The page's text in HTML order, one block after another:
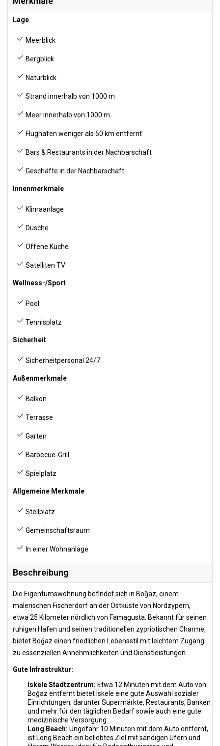
Lage
Meerblick
Bergblick
Naturblick
Strand innerhalb von 1000 m
Meer innerhalb von 1000 m
Flughafen weniger als 50 km entfernt
Bars & Restaurants in der Nachbarschaft
Geschäfte in der Nachbarschaft
Innenmerkmale
Klimaanlage
Dusche
Offene Küche
Satelliten TV
Wellness-/Sport
Pool
Tennisplatz
Sicherheit
Sicherheitpersonal 24/7
Außenmerkmale
Balkon
Terrasse
Garten
Barbecue-Grill
Spielplatz
Allgemeine Merkmale
Stellplatz
Gemeinschaftsraum
In einer Wohnanlage
Beschreibung
Die Eigentumswohnung befindet sich in Boğaz, einem
malerischen Fischerdorf an der Ostküste von Nordzypern,
etwa 25 Kilometer nördlich von Famagusta. Bekannt für seinen
ruhigen Hafen und seinen traditionellen zypriotischen Charme,
bietet Boğaz einen friedlichen Lebensstil mit leichtem Zugang
zu essenziellen Annehmlichkeiten und Dienstleistungen.
Gute Infrastruktur:
Iskele Stadtzentrum: Etwa 12 Minuten mit dem Auto von
Boğaz entfernt bietet Iskele eine gute Auswahl sozialer
Einrichtungen, darunter Supermärkte, Restaurants, Banken
und mehr für den täglichen Bedarf sowie auch eine gute
medizinische Versorgung.
Long Beach: Ungefähr 10 Minuten mit dem Auto entfernt,
ist Long Beach ein beliebtes Ziel mit sandigen Ufern und